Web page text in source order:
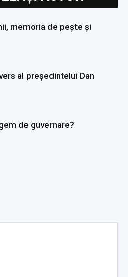
memoria de pește și
al președintelui Dan
de guvernare?